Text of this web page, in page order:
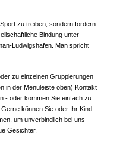
zu treiben, sondern fördern
Bindung unter
Ludwigshafen. Man spricht
zu einzelnen Gruppierungen
in der Menüleiste oben) Kontakt
- oder kommen Sie einfach zu
können Sie oder Ihr Kind
um unverbindlich bei uns
Gesichter.